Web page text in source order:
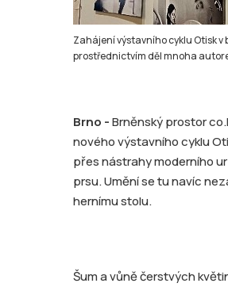
Zahájení výstavního cyklu Otisk
prostřednictvím děl mnoha
Brno -Brněnský prostor
nového výstavního cyklu
přes nástrahy moderního
prsu. Umění se tu navíc
hernímu stolu.
Šum a vůně čerstvých